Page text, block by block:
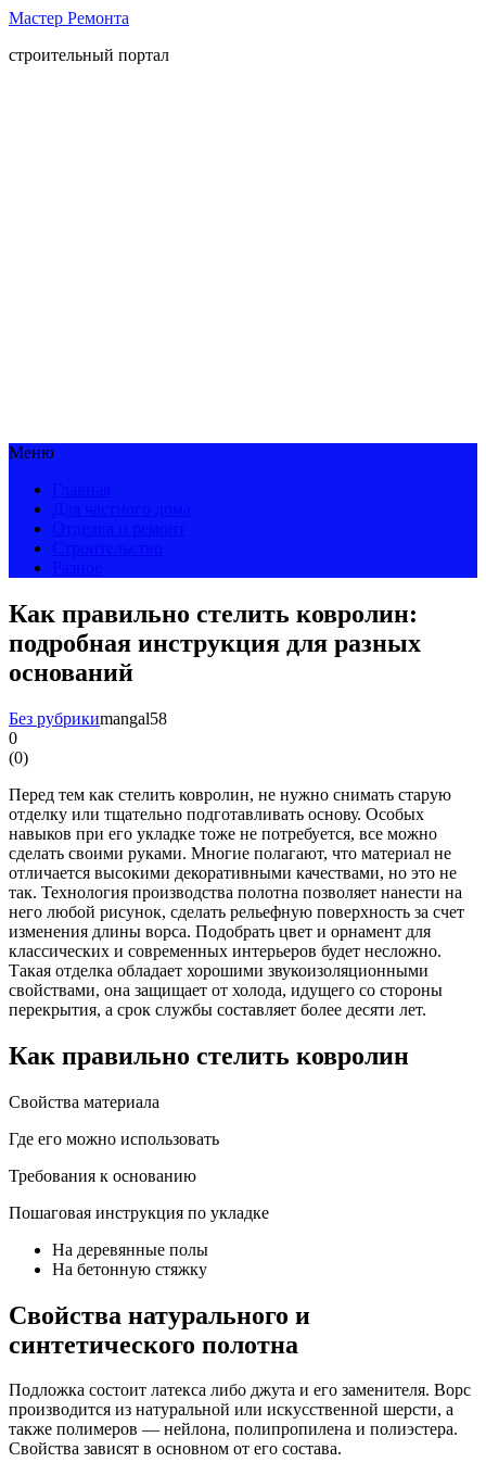
Мастер Ремонта
строительный портал
Меню
Как правильно стелить ковролин:
подробная инструкция для разных
оснований
Без рубрикиmangal58
0
(0)
Перед тем как стелить ковролин, не нужно снимать старую
отделку или тщательно подготавливать основу. Особых
навыков при его укладке тоже не потребуется, все можно
сделать своими руками. Многие полагают, что материал не
отличается высокими декоративными качествами, но это не
так. Технология производства полотна позволяет нанести на
него любой рисунок, сделать рельефную поверхность за счет
изменения длины ворса. Подобрать цвет и орнамент для
классических и современных интерьеров будет несложно.
Такая отделка обладает хорошими звукоизоляционными
свойствами, она защищает от холода, идущего со стороны
перекрытия, а срок службы составляет более десяти лет.
Как правильно стелить ковролин
Свойства материала
Где его можно использовать
Требования к основанию
Пошаговая инструкция по укладке
На деревянные полы
На бетонную стяжку
Свойства натурального и
синтетического полотна
Подложка состоит латекса либо джута и его заменителя. Ворс
производится из натуральной или искусственной шерсти, а
также полимеров — нейлона, полипропилена и полиэстера.
Свойства зависят в основном от его состава.